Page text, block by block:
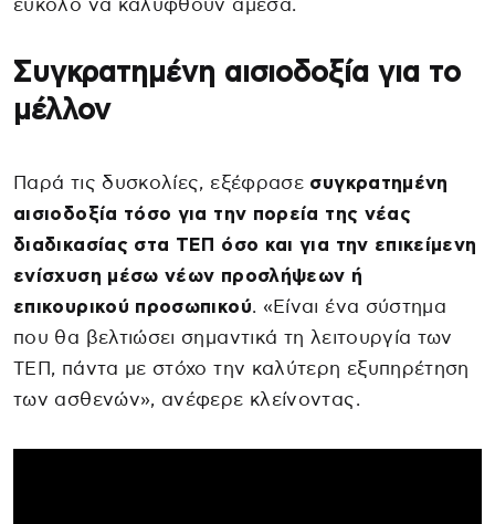
εύκολο να καλυφθούν άμεσα.
Συγκρατημένη αισιοδοξία για το
μέλλον
Παρά τις δυσκολίες, εξέφρασε συγκρατημένη
αισιοδοξία τόσο για την πορεία της νέας
διαδικασίας στα ΤΕΠ όσο και για την επικείμενη
ενίσχυση μέσω νέων προσλήψεων ή
επικουρικού προσωπικού. «Είναι ένα σύστημα
που θα βελτιώσει σημαντικά τη λειτουργία των
ΤΕΠ, πάντα με στόχο την καλύτερη εξυπηρέτηση
των ασθενών», ανέφερε κλείνοντας.